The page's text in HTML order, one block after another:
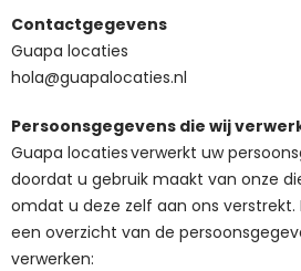
Contactgegevens
Guapa locaties
hola@guapalocaties.nl
Persoonsgegevens die wij
Guapa locatiesverwerkt uw
doordat u gebruik maakt van onze
omdat u deze zelf aan ons verstrekt.
een overzicht van de
verwerken: